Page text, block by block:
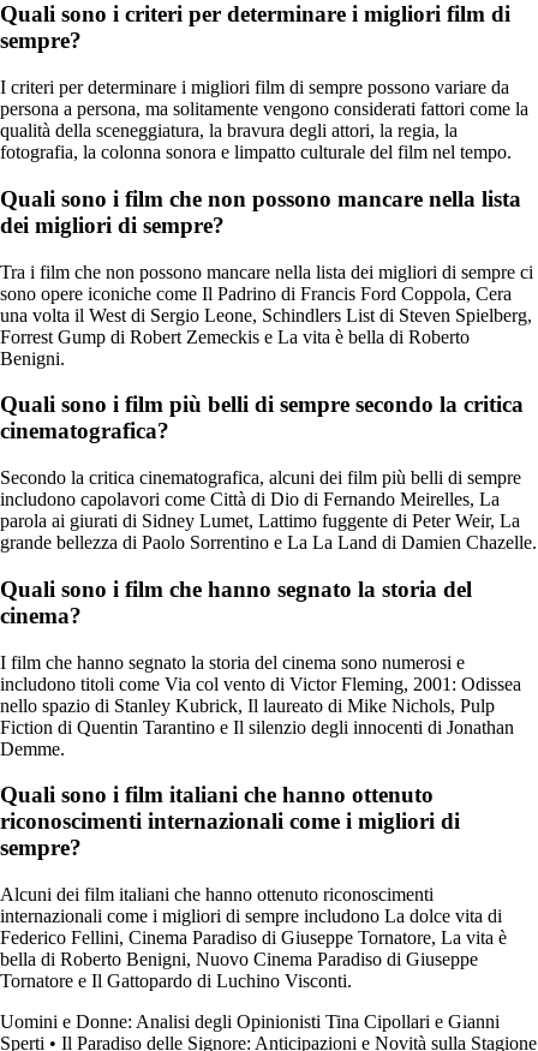
Quali sono i criteri per determinare i migliori film di
sempre?
I criteri per determinare i migliori film di sempre possono variare da
persona a persona, ma solitamente vengono considerati fattori come la
qualità della sceneggiatura, la bravura degli attori, la regia, la
fotografia, la colonna sonora e limpatto culturale del film nel tempo.
Quali sono i film che non possono mancare nella lista
dei migliori di sempre?
Tra i film che non possono mancare nella lista dei migliori di sempre ci
sono opere iconiche come Il Padrino di Francis Ford Coppola, Cera
una volta il West di Sergio Leone, Schindlers List di Steven Spielberg,
Forrest Gump di Robert Zemeckis e La vita è bella di Roberto
Benigni.
Quali sono i film più belli di sempre secondo la critica
cinematografica?
Secondo la critica cinematografica, alcuni dei film più belli di sempre
includono capolavori come Città di Dio di Fernando Meirelles, La
parola ai giurati di Sidney Lumet, Lattimo fuggente di Peter Weir, La
grande bellezza di Paolo Sorrentino e La La Land di Damien Chazelle.
Quali sono i film che hanno segnato la storia del
cinema?
I film che hanno segnato la storia del cinema sono numerosi e
includono titoli come Via col vento di Victor Fleming, 2001: Odissea
nello spazio di Stanley Kubrick, Il laureato di Mike Nichols, Pulp
Fiction di Quentin Tarantino e Il silenzio degli innocenti di Jonathan
Demme.
Quali sono i film italiani che hanno ottenuto
riconoscimenti internazionali come i migliori di
sempre?
Alcuni dei film italiani che hanno ottenuto riconoscimenti
internazionali come i migliori di sempre includono La dolce vita di
Federico Fellini, Cinema Paradiso di Giuseppe Tornatore, La vita è
bella di Roberto Benigni, Nuovo Cinema Paradiso di Giuseppe
Tornatore e Il Gattopardo di Luchino Visconti.
Uomini e Donne: Analisi degli Opinionisti Tina Cipollari e Gianni
Sperti • Il Paradiso delle Signore: Anticipazioni e Novità sulla Stagione